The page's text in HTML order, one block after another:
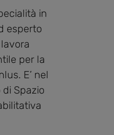
in
esperto
per la
E’ nel
Spazio